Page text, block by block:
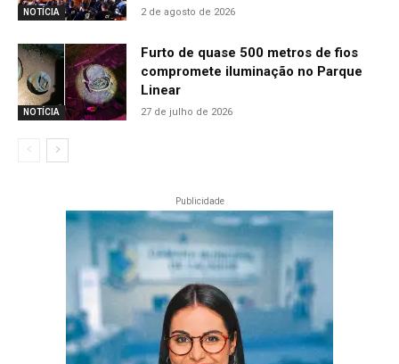
NOTÍCIA 2 de agosto de 2026
NOTÍCIA
Furto de quase 500 metros de fios
compromete iluminação no Parque
Linear
27 de julho de 2026
Publicidade